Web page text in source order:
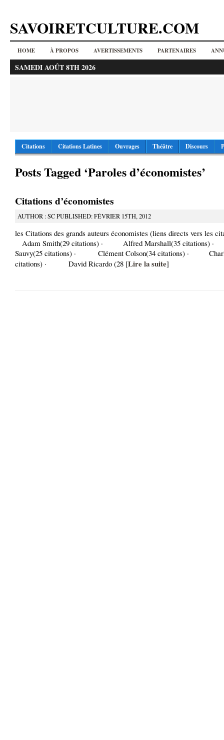
SAVOIRETCULTURE.COM
HOME À PROPOS AVERTISSEMENTS PARTENAIRES
SAMEDI AOÛT 8TH 2026
Citations Citations Latines Ouvrages Théâtre Discours
Posts Tagged ‘Paroles d’économistes’
Citations d’économistes
AUTHOR : SC PUBLISHED: FÉVRIER 15TH, 2012
les Citations des grands auteurs économistes (liens directs vers
Adam Smith(29 citations) · Alfred Marshall(35
Sauvy(25 citations) · Clément Colson(34 citations) ·
citations) · David Ricardo (28 [Lire la suite]